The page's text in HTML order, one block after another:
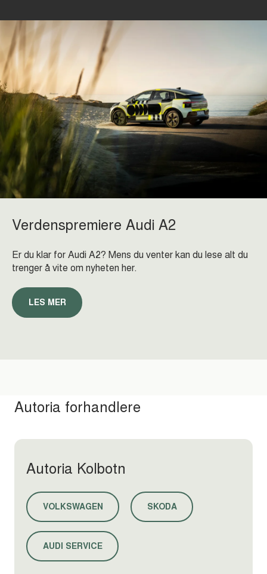
Verdenspremiere Audi A2
Er du klar for Audi A2? Mens du venter kan du lese alt du
trenger å vite om nyheten her.
LES MER
Autoria forhandlere
Autoria Kolbotn
VOLKSWAGEN SKODA
AUDI SERVICE